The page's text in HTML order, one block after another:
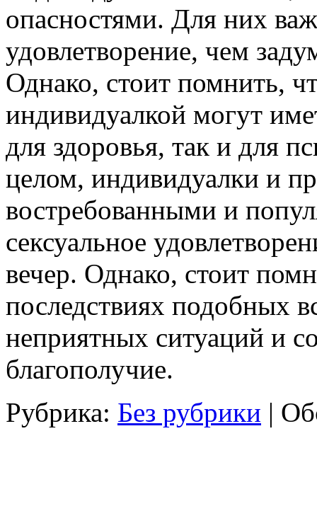
опасностями. Для них
удовлетворение, чем
Однако, стоит помнить,
индивидуалкой могут
для здоровья, так и для
целом, индивидуалки и
востребованными и
сексуальное
вечер. Однако, стоит
последствиях подобных
неприятных ситуаций и
благополучие.
Рубрика: Без рубрики |